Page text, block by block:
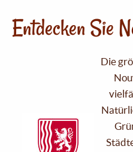
Entdecken Sie
Die